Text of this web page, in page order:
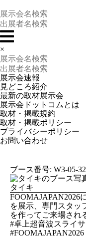
×
展示会速報
見どころ紹介
最新の取材展示会
展示会ドットコムとは
取材・掲載規約
取材・掲載ポリシー
プライバシーポリシー
お問い合わせ
ブース番号: W3-05-32
タイキ
FOOMAJAPAN2026
を展示、専門スタッ
を作ってご来場され
#卓上超音波スライ
#FOOMAJAPAN2026